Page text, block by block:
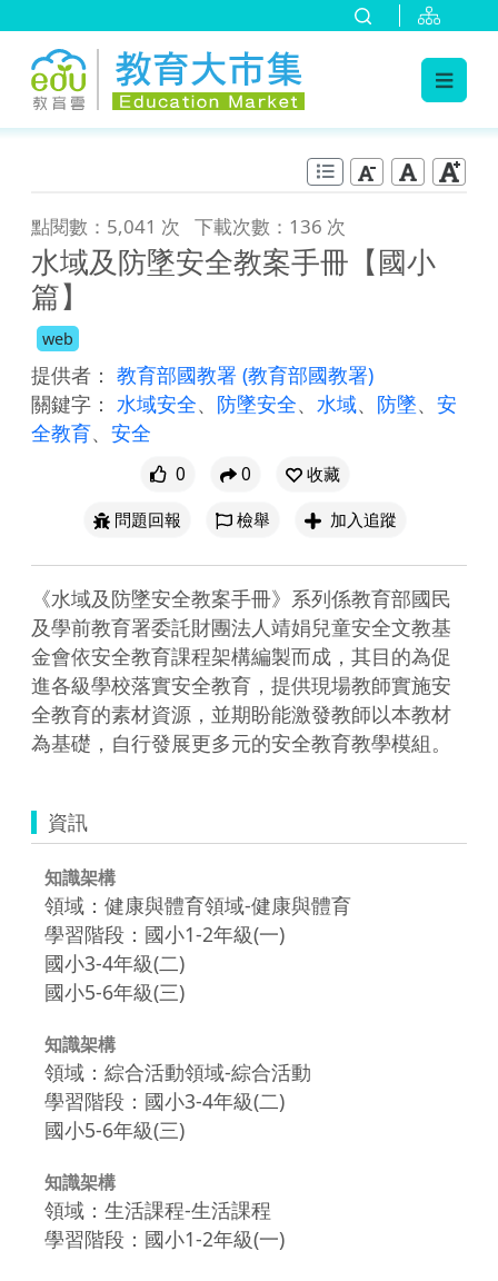
點閱數：5,041 次 下載次數：136 次
水域及防墜安全教案手冊【國小
篇】
web
提供者： 教育部國教署 (教育部國教署)
關鍵字： 水域安全、 防墜安全、 水域、 防墜、 安
全教育、 安全
0 0
收藏
問題回報
檢舉 加入追蹤
《水域及防墜安全教案手冊》系列係教育部國民
及學前教育署委託財團法人靖娟兒童安全文教基
金會依安全教育課程架構編製而成，其目的為促
進各級學校落實安全教育，提供現場教師實施安
全教育的素材資源，並期盼能激發教師以本教材
為基礎，自行發展更多元的安全教育教學模組。
資訊
知識架構
領域：健康與體育領域-健康與體育
學習階段：國小1-2年級(一)
國小3-4年級(二)
國小5-6年級(三)
知識架構
領域：綜合活動領域-綜合活動
學習階段：國小3-4年級(二)
國小5-6年級(三)
知識架構
領域：生活課程-生活課程
學習階段：國小1-2年級(一)